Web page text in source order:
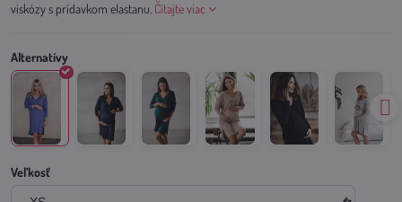
viskózy s prídavkom elastanu. Čítajte viac
Veľkosť